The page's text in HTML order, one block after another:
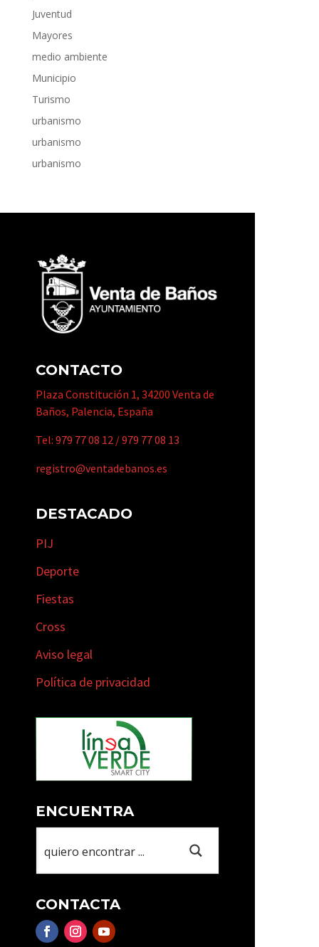
Juventud
Mayores
medio ambiente
Municipio
Turismo
urbanismo
urbanismo
urbanismo
CONTACTO
Plaza Constitución 1, 34200 Venta de
Baños, Palencia, España
Tel: 979 77 08 12 /979 77 08 13
registro@ventadebanos.es
DESTACADO
PIJ
Deporte
Fiestas
Cross
Aviso legal
Política de privacidad
ENCUENTRA
CONTACTA